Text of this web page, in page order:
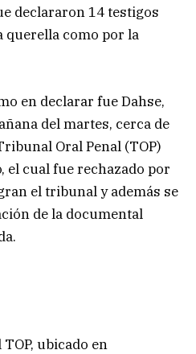
declararon 14 testigos
querella como por la
en declarar fue Dahse,
del martes, cerca de
Oral Penal (TOP)
el cual fue rechazado por
el tribunal y además se
de la documental
ubicado en